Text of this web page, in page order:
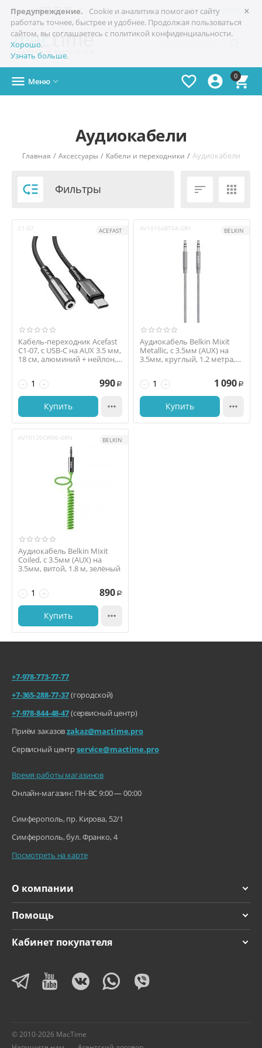
×
Предупреждение.
Cookie и аналитика помогают сайту
работать точнее, быстрее и удобнее. Продолжая пользоваться
сайтом, вы соглашаетесь с политикой конфиденциальности.
Хорошо.
Узнать больше.
Симферополь
+7(978)773-77-77 
0



 Меню 
Аудиокабели
Главная / Аксессуары / Кабели и переходники / Аудиокабели
 Фильтры  
C1-07 ACEFAST
Кабель-переходник Acefast
C1-07, с USB-C на AUX 3.5 мм,
18 см, алюминий + нейлон,
+
− 990 Р
Купить 
AV10164BT04-GRY BELKIN
Аудиокабель Belkin Mixit
Metallic, с 3.5мм (AUX) на
3.5мм, круглый, 1.2 метра,
+
− 1 090 Р
Купить 
AV10126CW06-GRN BELKIN
Аудиокабель Belkin Mixit
Coiled, с 3.5мм (AUX) на
3.5мм, витой, 1.8 м, зелёный
+
− 890 Р
Купить 
О компании
Помощь
Кабинет покупателя
+7-978-773-77-77
+7-365-288-77-37(городской)
+7-978-844-48-47(сервисный центр)
Приём заказовzakaz@mactime.pro
Сервисный центрservice@mactime.pro
Время работы магазинов
Онлайн-магазин: ПН-ВС 9:00 — 00:00
Симферополь, пр. Кирова, 52/1
Симферополь, бул. Франко, 4
Посмотреть на карте
© 2010-2026 MacTime